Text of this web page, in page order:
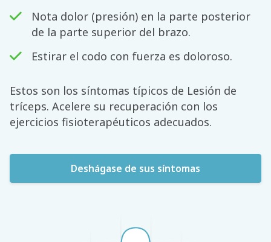
Nota dolor (presión) en la parte posterior
de la parte superior del brazo.
Estirar el codo con fuerza es doloroso.
Estos son los síntomas típicos de Lesión de
tríceps. Acelere su recuperación con los
ejercicios fisioterapéuticos adecuados.
Deshágase de sus síntomas